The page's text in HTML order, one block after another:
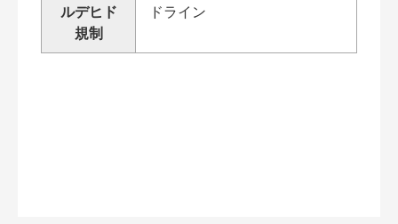
ルデヒド
規制
ドライン